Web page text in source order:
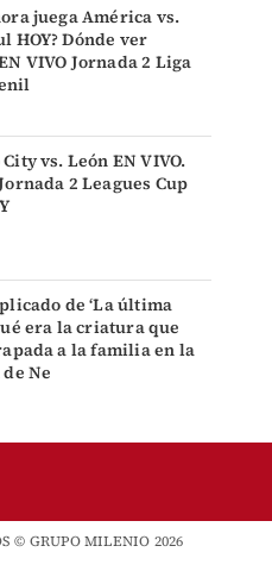
juega América vs.
HOY? Dónde ver
VIVO Jornada 2 Liga
vs. León EN VIVO.
2 Leagues Cup
de ‘La última
era la criatura que
a la familia en la
Ne
© GRUPO MILENIO 2026